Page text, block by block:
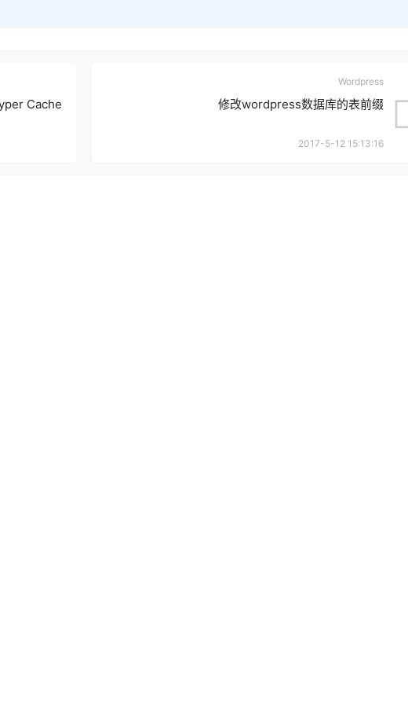
Cache
Wordpress
修改wordpress数据库的表前缀
2017-5-12 15:13:16